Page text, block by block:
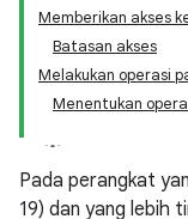
Memberikan akses
Batasan akses
Melakukan operasi
Menentukan
Pada perangkat
19) dan yang lebih